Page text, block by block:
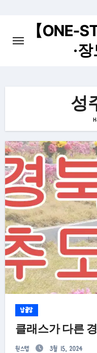
【ONE-
·
성
납골당
클래스가 다른
원스텝 3월 15, 2024